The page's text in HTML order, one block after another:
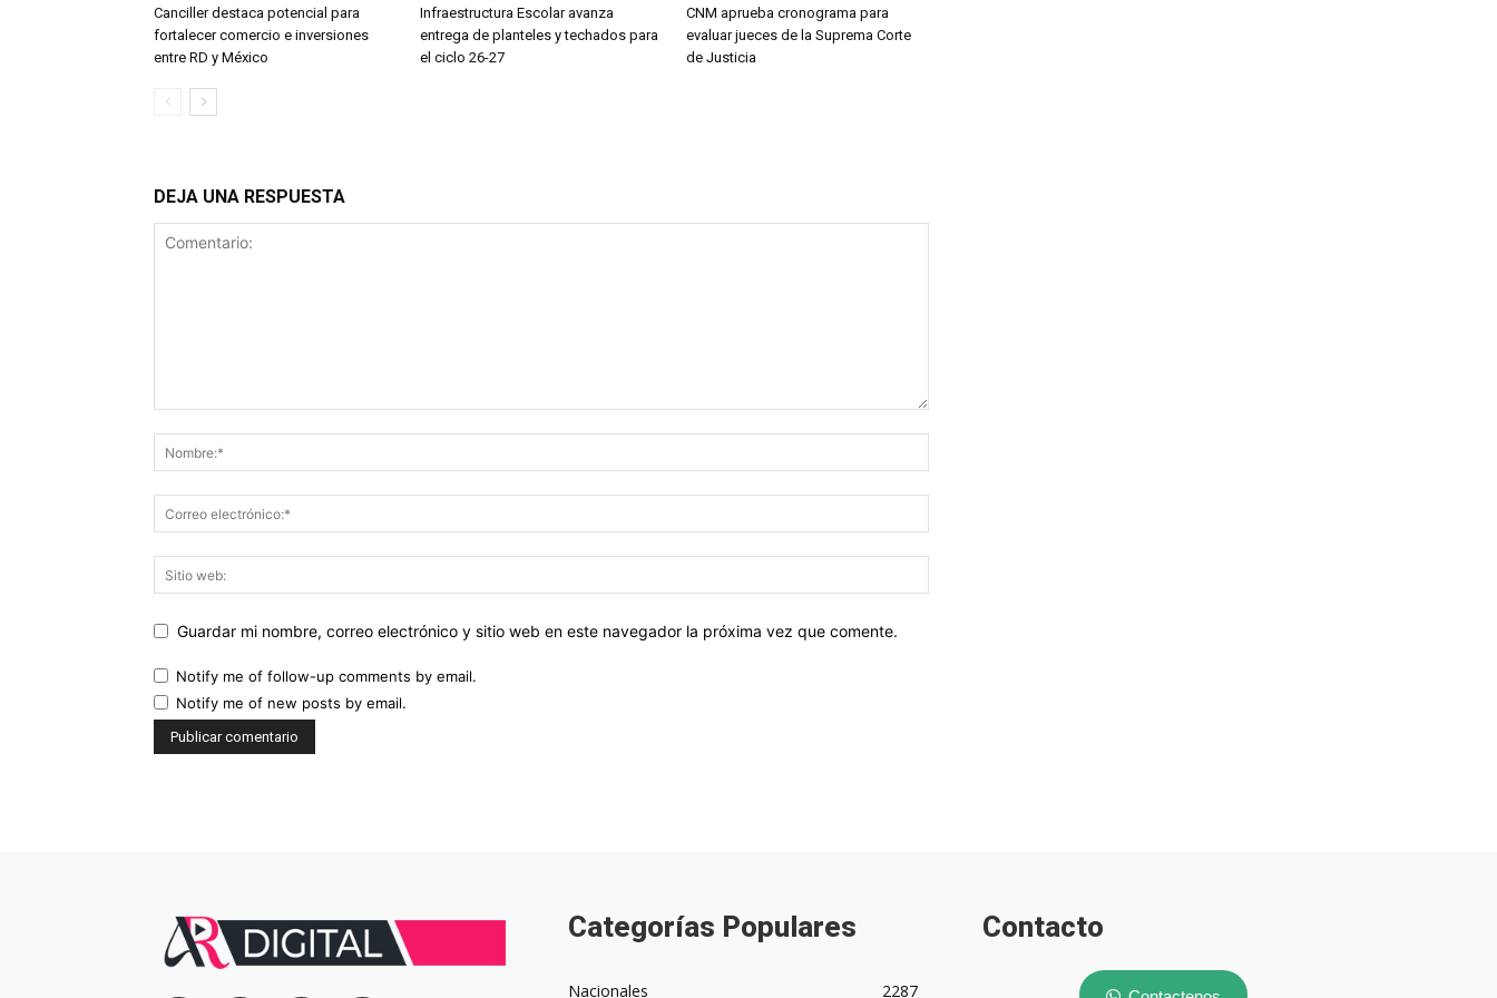
Canciller destaca potencial para
fortalecer comercio e inversiones
entre RD y México
Infraestructura Escolar avanza
entrega de planteles y techados para
el ciclo 26-27
CNM aprueba cronograma para
evaluar jueces de la Suprema Corte
de Justicia
DEJA UNA RESPUESTA
Guardar mi nombre, correo electrónico y sitio web en este navegador la próxima vez que comente.
Notify me of follow-up comments by email.
Notify me of new posts by email.
Categorías Populares
Nacionales 2287
Contacto